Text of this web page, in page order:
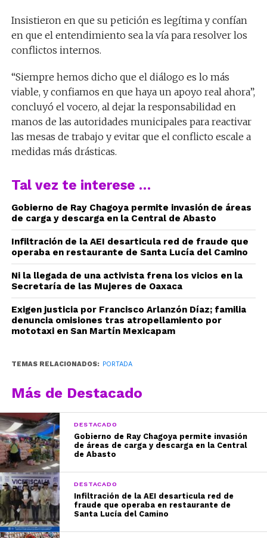
Insistieron en que su petición es legítima y confían
en que el entendimiento sea la vía para resolver los
conflictos internos.
“Siempre hemos dicho que el diálogo es lo más
viable, y confiamos en que haya un apoyo real ahora”,
concluyó el vocero, al dejar la responsabilidad en
manos de las autoridades municipales para reactivar
las mesas de trabajo y evitar que el conflicto escale a
medidas más drásticas.
Tal vez te interese …
Gobierno de Ray Chagoya permite invasión de áreas
de carga y descarga en la Central de Abasto
Infiltración de la AEI desarticula red de fraude que
operaba en restaurante de Santa Lucía del Camino
Ni la llegada de una activista frena los vicios en la
Secretaría de las Mujeres de Oaxaca
Exigen justicia por Francisco Arlanzón Díaz; familia
denuncia omisiones tras atropellamiento por
mototaxi en San Martín Mexicapam
TEMAS RELACIONADOS: PORTADA
Más de Destacado
DESTACADO
Gobierno de Ray Chagoya permite invasión
de áreas de carga y descarga en la Central
de Abasto
DESTACADO
Infiltración de la AEI desarticula red de
fraude que operaba en restaurante de
Santa Lucía del Camino